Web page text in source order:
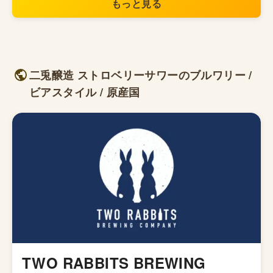
もっと見る
二兎醸造 ストロベリーサワーのブルワリー /
ビアスタイル / 原産国
TWO RABBITS BREWING